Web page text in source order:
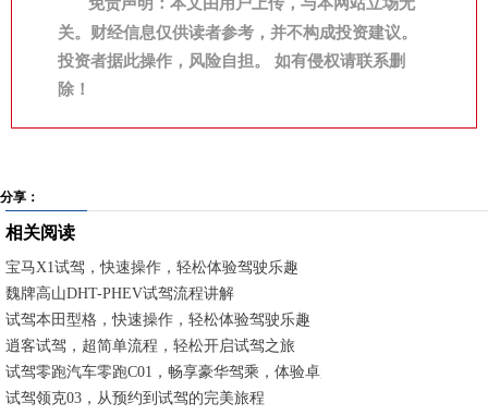
关。财经信息仅供读者参考，并不构成投资建议。
投资者据此操作，风险自担。 如有侵权请联系删
除！
分享：
相关阅读
宝马X1试驾，快速操作，轻松体验驾驶乐趣
魏牌高山DHT-PHEV试驾流程讲解
试驾本田型格，快速操作，轻松体验驾驶乐趣
逍客试驾，超简单流程，轻松开启试驾之旅
试驾零跑汽车零跑C01，畅享豪华驾乘，体验卓越性能
试驾领克03，从预约到试驾的完美旅程